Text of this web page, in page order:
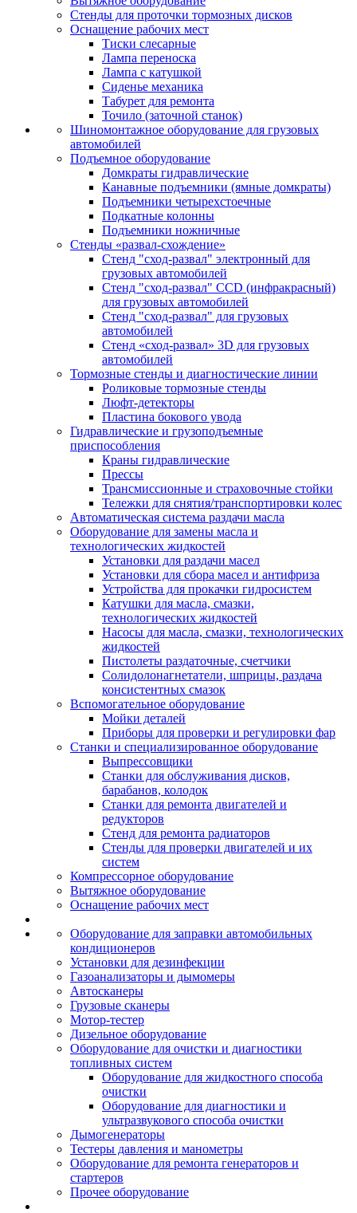
Стенды для проточки тормозных дисков
Оснащение рабочих мест
Тиски слесарные
Лампа переноска
Лампа с катушкой
Сиденье механика
Табурет для ремонта
Точило (заточной станок)
Шиномонтажное оборудование для грузовых
автомобилей
Подъемное оборудование
Домкраты гидравлические
Канавные подъемники (ямные домкраты)
Подъемники четырехстоечные
Подкатные колонны
Подъемники ножничные
Стенды «развал-схождение»
Стенд "сход-развал" электронный для
грузовых автомобилей
Стенд "сход-развал" CCD (инфракрасный)
для грузовых автомобилей
Стенд "сход-развал" для грузовых
автомобилей
Стенд «сход-развал» 3D для грузовых
автомобилей
Тормозные стенды и диагностические линии
Роликовые тормозные стенды
Люфт-детекторы
Пластина бокового увода
Гидравлические и грузоподъемные
приспособления
Краны гидравлические
Прессы
Трансмиссионные и страховочные стойки
Тележки для снятия/транспортировки колес
Автоматическая система раздачи масла
Оборудование для замены масла и
технологических жидкостей
Установки для раздачи масел
Установки для сбора масел и антифриза
Устройства для прокачки гидросистем
Катушки для масла, смазки,
технологических жидкостей
Насосы для масла, смазки, технологических
жидкостей
Пистолеты раздаточные, счетчики
Солидолонагнетатели, шприцы, раздача
консистентных смазок
Вспомогательное оборудование
Мойки деталей
Приборы для проверки и регулировки фар
Станки и специализированное оборудование
Выпрессовщики
Станки для обслуживания дисков,
барабанов, колодок
Станки для ремонта двигателей и
редукторов
Стенд для ремонта радиаторов
Стенды для проверки двигателей и их
систем
Компрессорное оборудование
Вытяжное оборудование
Оснащение рабочих мест
Оборудование для заправки автомобильных
кондиционеров
Установки для дезинфекции
Газоанализаторы и дымомеры
Автосканеры
Грузовые сканеры
Мотор-тестер
Дизельное оборудование
Оборудование для очистки и диагностики
топливных систем
Оборудование для жидкостного способа
очистки
Оборудование для диагностики и
ультразвукового способа очистки
Дымогенераторы
Тестеры давления и манометры
Оборудование для ремонта генераторов и
стартеров
Прочее оборудование